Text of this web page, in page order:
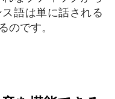
語は単に話される
のです。